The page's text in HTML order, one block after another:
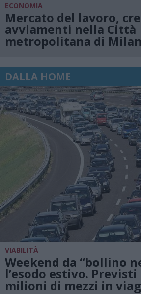
ECONOMIA
Mercato del lavoro,
avviamenti nella Città
metropolitana di
DALLA HOME
VIABILITÀ
Weekend da “bollino
l’esodo estivo.
milioni di mezzi in